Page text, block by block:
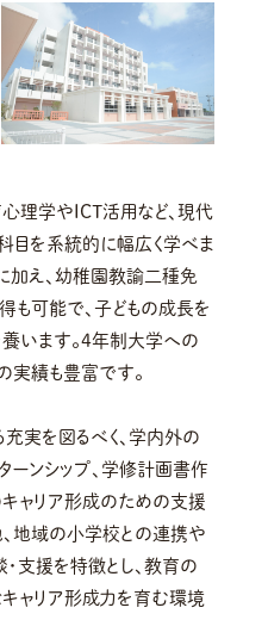
理学やICT活用など、現代
目を系統的に幅広く学べま
加え、幼稚園教諭二種免
可能で、子どもの成長を
います。4年制大学への
実績も豊富です。
実を図るべく、学内外の
ーンシップ、学修計画書作
ャリア形成のための支援
地域の小学校との連携や
支援を特徴とし、教育の
ャリア形成力を育む環境